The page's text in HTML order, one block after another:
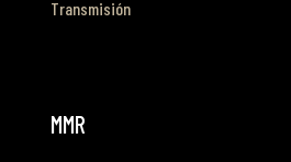
Transmisión
MMR